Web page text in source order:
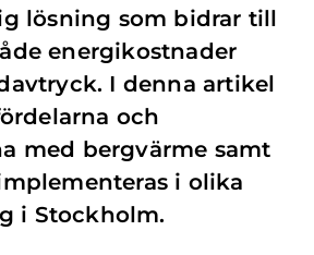
lösning som bidrar till
energikostnader
I denna artikel
och
med bergvärme samt
i olika
i Stockholm.